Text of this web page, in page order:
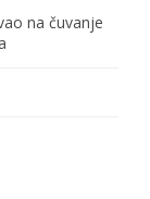
na čuvanje